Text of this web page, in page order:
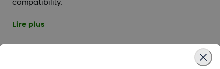
compatibility.
Lire plus